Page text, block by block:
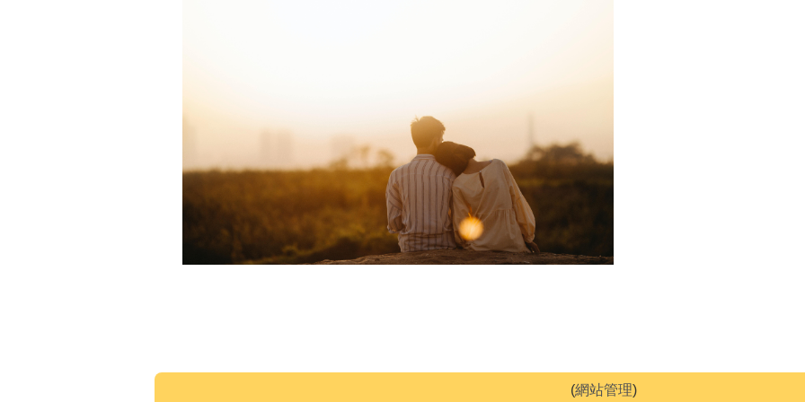
(網站管理)